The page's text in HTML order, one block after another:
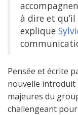
à dire et
explique
Pensée et écrite
nouvelle introduit
majeures du
challengeant pour